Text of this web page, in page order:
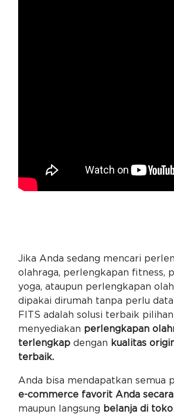
Jika Anda sedang mencari
olahraga, perlengkapan fitness,
yoga, ataupun perlengkapan
dipakai dirumah tanpa perlu
FITS adalah solusi terbaik
menyediakan perlengkapan
terlengkapdengan kualitas
terbaik.
Anda bisa mendapatkan semua
e-commerce favorit Anda
maupun langsung belanja di